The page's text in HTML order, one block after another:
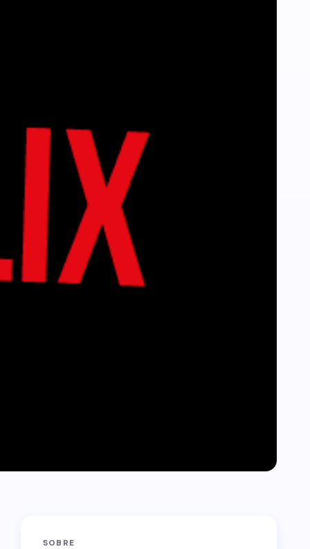
SOBRE